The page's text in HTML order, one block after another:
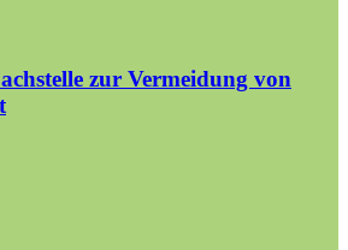
zur Vermeidung von